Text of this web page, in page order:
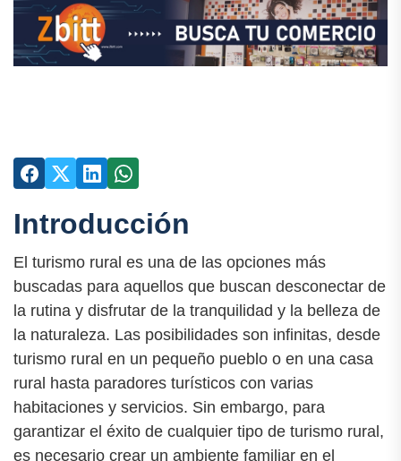
Introducción
El turismo rural es una de las opciones más
buscadas para aquellos que buscan desconectar de
la rutina y disfrutar de la tranquilidad y la belleza de
la naturaleza. Las posibilidades son infinitas, desde
turismo rural en un pequeño pueblo o en una casa
rural hasta paradores turísticos con varias
habitaciones y servicios. Sin embargo, para
garantizar el éxito de cualquier tipo de turismo rural,
es necesario crear un ambiente familiar en el